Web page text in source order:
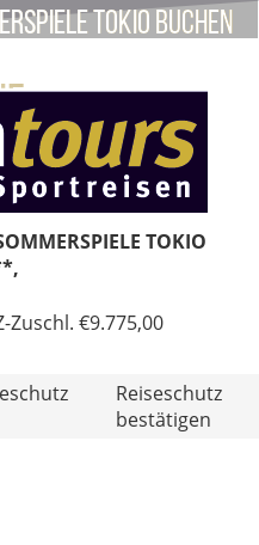
TOKIO buchen
(T9HT)
TOKIO
Zuschl. €9.775,00
Reiseschutz
bestätigen